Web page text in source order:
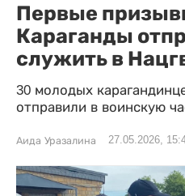
Первые
Караганды
служить в
30 молодых
отправили в воинскую
Аида Уразалина 27.05.2026,